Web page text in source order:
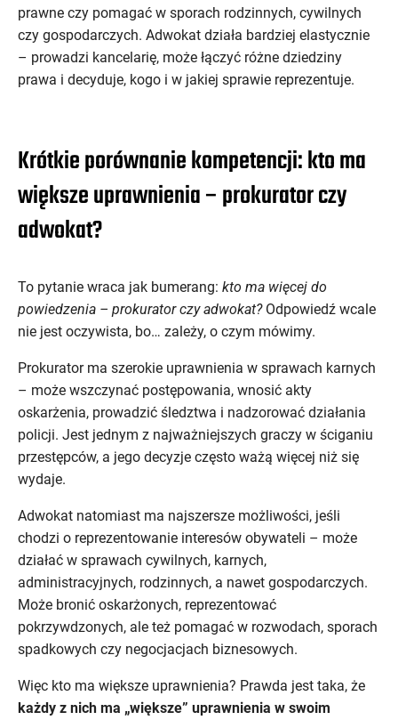
prawne czy pomagać w sporach rodzinnych, cywilnych
czy gospodarczych. Adwokat działa bardziej elastycznie
– prowadzi kancelarię, może łączyć różne dziedziny
prawa i decyduje, kogo i w jakiej sprawie reprezentuje.
Krótkie porównanie kompetencji: kto ma
większe uprawnienia – prokurator czy
adwokat?
To pytanie wraca jak bumerang: kto ma więcej do
powiedzenia – prokurator czy adwokat?Odpowiedź wcale
nie jest oczywista, bo… zależy, o czym mówimy.
Prokurator ma szerokie uprawnienia w sprawach karnych
– może wszczynać postępowania, wnosić akty
oskarżenia, prowadzić śledztwa i nadzorować działania
policji. Jest jednym z najważniejszych graczy w ściganiu
przestępców, a jego decyzje często ważą więcej niż się
wydaje.
Adwokat natomiast ma najszersze możliwości, jeśli
chodzi o reprezentowanie interesów obywateli – może
działać w sprawach cywilnych, karnych,
administracyjnych, rodzinnych, a nawet gospodarczych.
Może bronić oskarżonych, reprezentować
pokrzywdzonych, ale też pomagać w rozwodach, sporach
spadkowych czy negocjacjach biznesowych.
Więc kto ma większe uprawnienia? Prawda jest taka, że
każdy z nich ma „większe” uprawnienia w swoim